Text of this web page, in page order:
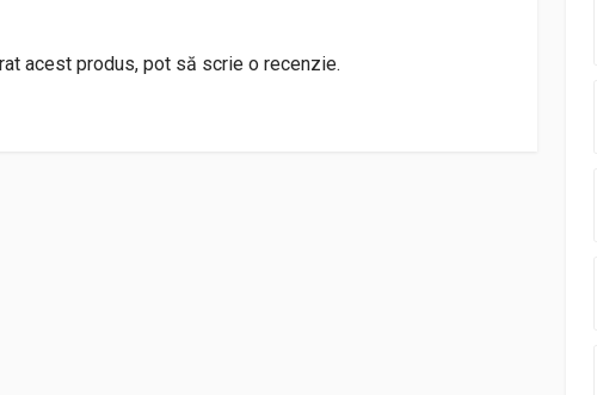
acest produs, pot să scrie o recenzie.